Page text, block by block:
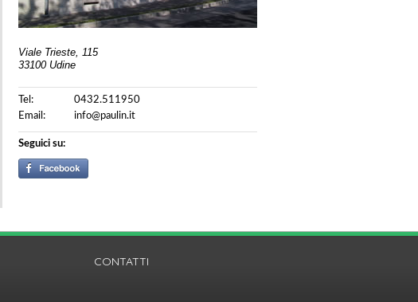
Viale Trieste, 115
33100 Udine
Tel:
0432.511950
Email:
info@paulin.it
Seguici su:
CONTATTI